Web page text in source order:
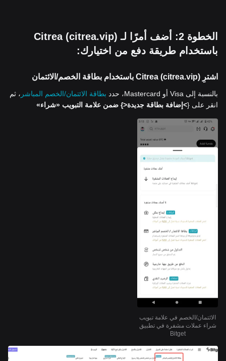
الخطوة 2: أضف أمرًا لـ Citrea (citrea.vip)
باستخدام طريقة دفع من اختيارك:
اشترِ Citrea (citrea.vip) باستخدام بطاقة الخصم/الائتمان
بالنسبة إلى Visa أو Mastercard، حدد بطاقة الائتمان/الخصم المباشر ، ثم
انقر على {>إضافة بطاقة جديدة<} ضمن علامة التبويب «شراء»
الائتمان/الخصم في علامة تبويب
شراء عملات مشفرة في تطبيق
Bitget